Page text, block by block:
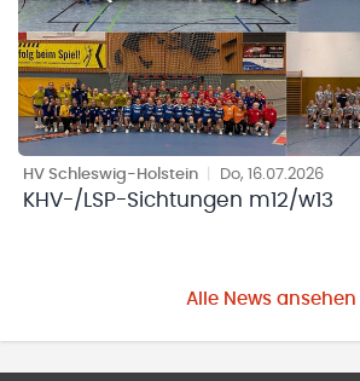
HV Schleswig-Holstein Do, 16.07.2026
KHV-/LSP-Sichtungen m12/w13
Alle News ansehen